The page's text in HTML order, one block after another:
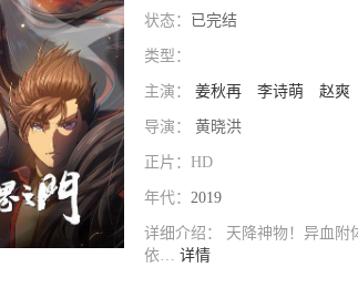
状态： 已完结
类型：
主演： 姜秋再 李诗萌 赵爽
导演： 黄晓洪
正片：HD
年代：2019
详细介绍：
天降神物！异血附
依… 详情